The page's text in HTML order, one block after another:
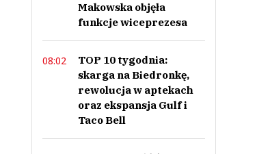
Makowska objęła
funkcje wiceprezesa
08:02
TOP 10 tygodnia:
skarga na Biedronkę,
rewolucja w aptekach
oraz ekspansja Gulf i
Taco Bell